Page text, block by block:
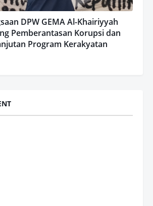
DPW GEMA Al-Khairiyyah
Pemberantasan Korupsi dan
Program Kerakyatan